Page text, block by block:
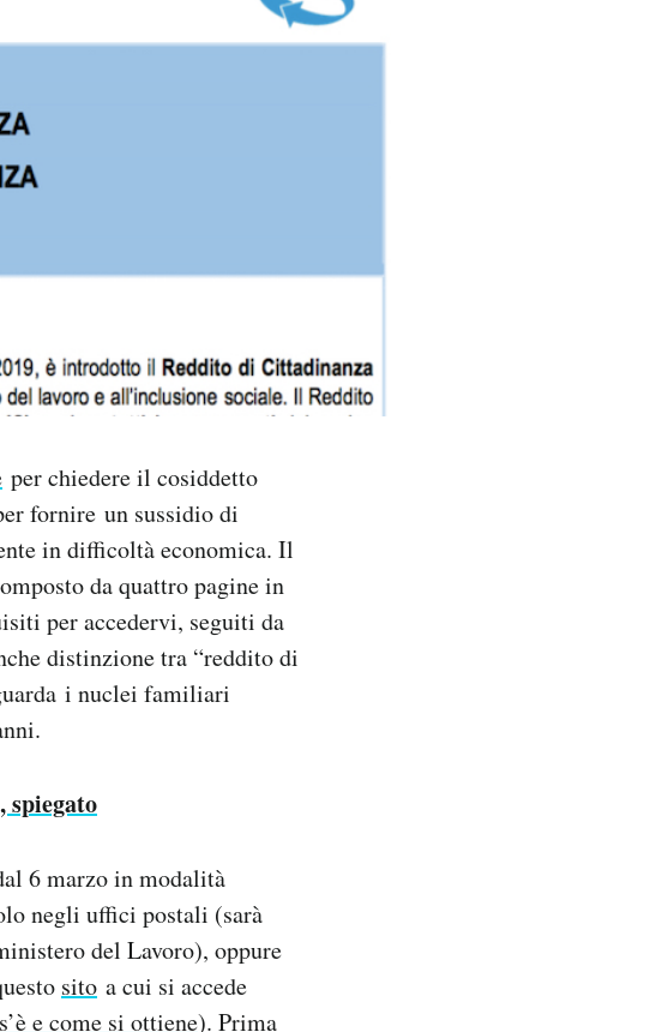
per chiedere il cosiddetto
fornire un sussidio di
in difficoltà economica. Il
da quattro pagine in
per accedervi, seguiti da
distinzione tra “reddito di
i nuclei familiari
6 marzo in modalità
negli uffici postali (sarà
del Lavoro), oppure
sito a cui si accede
e come si ottiene). Prima